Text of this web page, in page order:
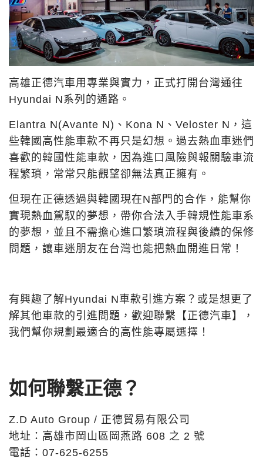
高雄正德汽車用專業與實力，正式打開台灣通往
Hyundai N系列的通路。
Elantra N(Avante N)、Kona N、Veloster N，這
些韓國高性能車款不再只是幻想。過去熱血車迷們
喜歡的韓國性能車款，因為進口風險與報關驗車流
程繁瑣，常常只能觀望卻無法真正擁有。
但現在正德透過與韓國現在N部門的合作，能幫你
實現熱血駕馭的夢想，帶你合法入手韓規性能車系
的夢想，並且不需擔心進口繁瑣流程與後續的保修
問題，讓車迷朋友在台灣也能把熱血開進日常！
有興趣了解Hyundai N車款引進方案？或是想更了
解其他車款的引進問題，歡迎聯繫【正德汽車】，
我們幫你規劃最適合的高性能專屬選擇！
如何聯繫正德？
Z.D Auto Group / 正德貿易有限公司
地址：高雄市岡山區岡燕路 608 之 2 號
電話：07-625-6255